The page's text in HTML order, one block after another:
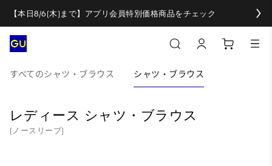
【本日8/6(木)まで】アプリ会員特別価格商品をチェック
すべてのシャツ・ブラウス シャツ・ブラウス
レディース シャツ・ブラウス
(ノースリーブ)